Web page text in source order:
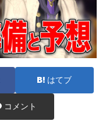
はてブ
コメント